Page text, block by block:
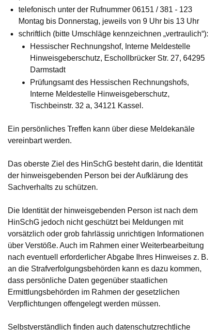
telefonisch unter der Rufnummer 06151 / 381 - 123
Montag bis Donnerstag, jeweils von 9 Uhr bis 13 Uhr
schriftlich (bitte Umschläge kennzeichnen „vertraulich“):
Hessischer Rechnungshof, Interne Meldestelle
Hinweisgeberschutz, Eschollbrücker Str. 27, 64295
Darmstadt
Prüfungsamt des Hessischen Rechnungshofs,
Interne Meldestelle Hinweisgeberschutz,
Tischbeinstr. 32 a, 34121 Kassel.
Ein persönliches Treffen kann über diese Meldekanäle
vereinbart werden.
Das oberste Ziel des HinSchG besteht darin, die Identität
der hinweisgebenden Person bei der Aufklärung des
Sachverhalts zu schützen.
Die Identität der hinweisgebenden Person ist nach dem
HinSchG jedoch nicht geschützt bei Meldungen mit
vorsätzlich oder grob fahrlässig unrichtigen Informationen
über Verstöße. Auch im Rahmen einer Weiterbearbeitung
nach eventuell erforderlicher Abgabe Ihres Hinweises z. B.
an die Strafverfolgungsbehörden kann es dazu kommen,
dass persönliche Daten gegenüber staatlichen
Ermittlungsbehörden im Rahmen der gesetzlichen
Verpflichtungen offengelegt werden müssen.
Selbstverständlich finden auch datenschutzrechtliche